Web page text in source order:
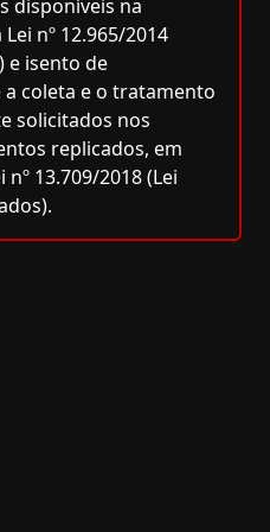
disponíveis na
nº 12.965/2014
e isento de
coleta e o tratamento
solicitados nos
replicados, em
13.709/2018 (Lei